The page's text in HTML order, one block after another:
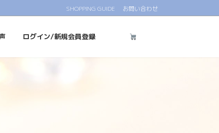
SHOPPING GUIDE お問い合わせ
ログイン/新規会員登録